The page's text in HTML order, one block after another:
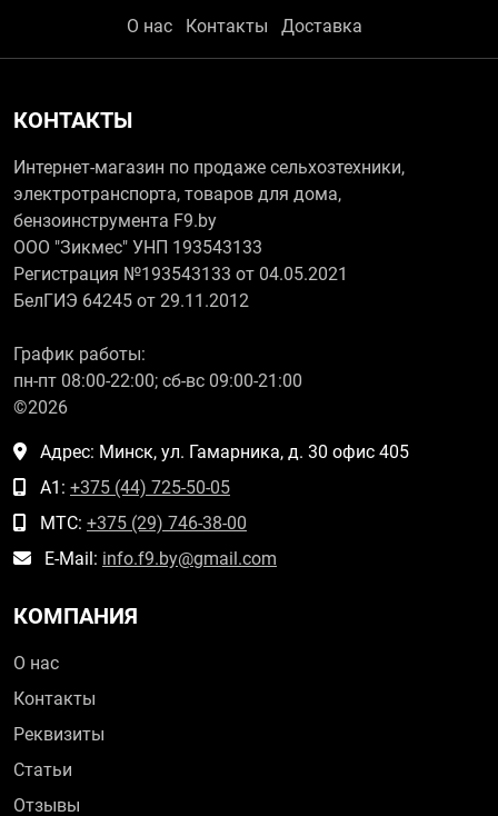
О нас Контакты Доставка
КОНТАКТЫ
Интернет-магазин по продаже сельхозтехники,
электротранспорта, товаров для дома,
бензоинструмента F9.by
ООО "Зикмес" УНП 193543133
Регистрация №193543133 от 04.05.2021
БелГИЭ 64245 от 29.11.2012
График работы:
пн-пт 08:00-22:00; сб-вс 09:00-21:00
©2026
Адрес: Минск, ул. Гамарника, д. 30 офис 405
А1: +375 (44) 725-50-05
МТС: +375 (29) 746-38-00
E-Mail: info.f9.by@gmail.com
КОМПАНИЯ
О нас
Контакты
Реквизиты
Статьи
Отзывы